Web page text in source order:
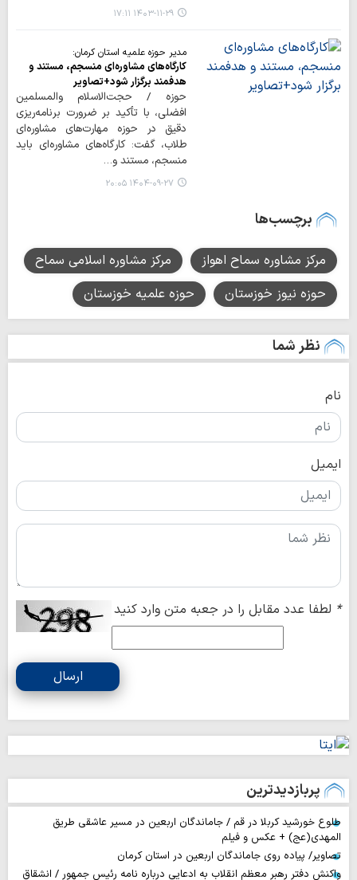
۱۴۰۳-۱۱-۲۹ ۱۷:۱۱
مدیر حوزه علمیه استان کرمان:
کارگاه‌های مشاوره‌ای منسجم، مستند و
هدفمند برگزار شود+تصاویر
حوزه / حجت‌الاسلام والمسلمین
افضلی، با تأکید بر ضرورت برنامه‌ریزی
دقیق در حوزه مهارت‌های مشاوره‌ای
طلاب، گفت: کارگاه‌های مشاوره‌ای باید
منسجم، مستند و…
۱۴۰۴-۰۹-۲۷ ۲۰:۰۵
برچسب‌ها
مرکز مشاوره سماح اهواز
مرکز مشاوره اسلامی سماح
حوزه نیوز خوزستان
حوزه علمیه خوزستان
نظر شما
نام
ایمیل
* لطفا عدد مقابل را در جعبه متن وارد کنید
ارسال
پربازدیدترین
طلوع خورشید کربلا در قم / جاماندگان اربعین در مسیر عاشقی طریق
المهدی(عج) + عکس و فیلم
تصاویر/ پیاده روی جاماندگان اربعین در استان کرمان
واکنش دفتر رهبر معظم انقلاب به ادعایی درباره نامه رئیس جمهور / انشقاق